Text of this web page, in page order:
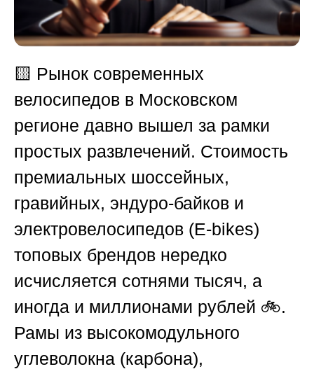
🟨 Рынок современных
велосипедов в Московском
регионе давно вышел за рамки
простых развлечений. Стоимость
премиальных шоссейных,
гравийных, эндуро-байков и
электровелосипедов (E-bikes)
топовых брендов нередко
исчисляется сотнями тысяч, а
иногда и миллионами рублей 🚲.
Рамы из высокомодульного
углеволокна (карбона),